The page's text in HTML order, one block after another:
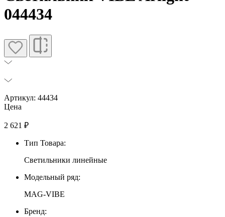
044434
Артикул: 44434
Цена
2 621 ₽
Тип Товара:
Светильники линейные
Модельный ряд:
MAG-VIBE
Бренд: